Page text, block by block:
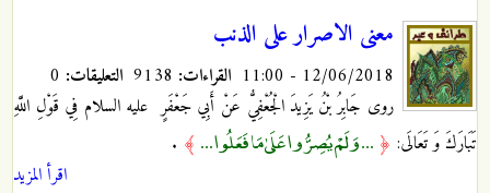
معنى الاصرار على الذنب
12/06/2018 - 11:00 القراءات: التعليقات:
روى جَابِرُ بْنُ يَزِيدَ الْجُعْفِيُّ عَنْ أَبِي جَعْفَرٍ عليه السلام‏ فِي قَوْلِ اللَّهِ
تَبَارَكَ وَ تَعَالَى‏: ﴿ ... وَلَمْ يُصِرُّوا عَلَىٰ مَا فَعَلُوا ... ﴾ .
اقرأ المزيد